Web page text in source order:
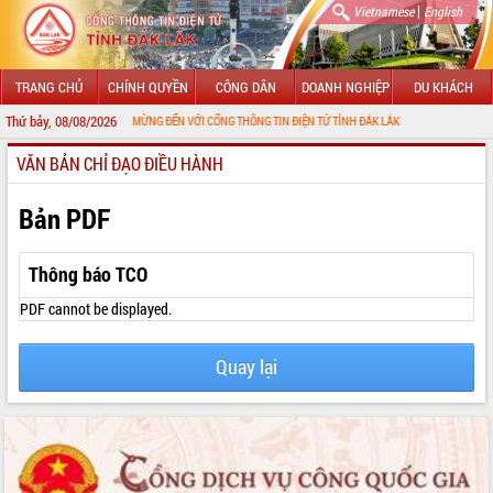
Vietnamese| English
TRANG CHỦ CHÍNH QUYỀN CÔNG DÂN DOANH NGHIỆP DU KHÁCH
Thứ bảy, 08/08/2026
CHÀO MỪNG ĐẾN VỚI CỔNG THÔNG TIN ĐIỆN TỬ TỈNH ĐẮK LẮK
GIỚI THIỆU
LÃNH ĐẠO UBND TỈNH
TIN TỨC SỰ KIỆN
SỞ, BAN, NGÀNH
UBND CÁC XÃ, PHƯỜNG
THÔNG TIN CHỈ ĐẠO ĐIỀU HÀNH
VĂN BẢN HĐND TỈNH
VĂN BẢN CHỈ ĐẠO ĐIỀU HÀNH
Bản PDF
Thông báo TCO
PDF cannot be displayed.
Quay lại